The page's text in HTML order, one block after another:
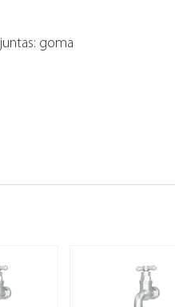
juntas: goma